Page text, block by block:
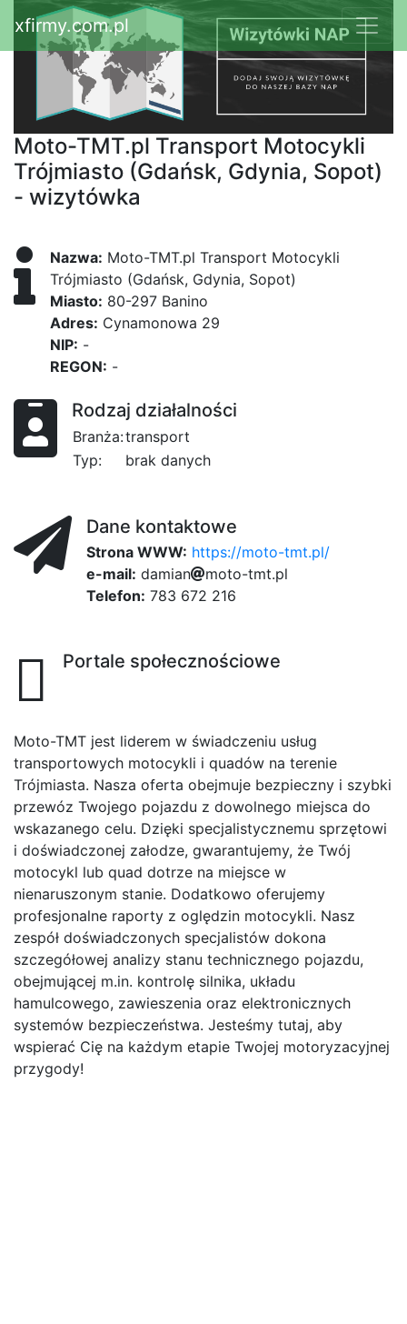
xfirmy.com.pl
Moto-TMT.pl Transport Motocykli
Trójmiasto (Gdańsk, Gdynia, Sopot)
- wizytówka
Nazwa: Moto-TMT.pl Transport Motocykli
Trójmiasto (Gdańsk, Gdynia, Sopot)
Miasto: 80-297 Banino
Adres: Cynamonowa 29
NIP: -
REGON: -
Rodzaj działalności
Branża:transport
Typ:
brak danych
Dane kontaktowe
Strona WWW: https://moto-tmt.pl/
e-mail: damian moto-t5ed
mt.pl
Telefon: 783 672 216
Portale społecznościowe
Moto-TMT jest liderem w świadczeniu usług
transportowych motocykli i quadów na terenie
Trójmiasta. Nasza oferta obejmuje bezpieczny i szybki
przewóz Twojego pojazdu z dowolnego miejsca do
wskazanego celu. Dzięki specjalistycznemu sprzętowi
i doświadczonej załodze, gwarantujemy, że Twój
motocykl lub quad dotrze na miejsce w
nienaruszonym stanie. Dodatkowo oferujemy
profesjonalne raporty z oględzin motocykli. Nasz
zespół doświadczonych specjalistów dokona
szczegółowej analizy stanu technicznego pojazdu,
obejmującej m.in. kontrolę silnika, układu
hamulcowego, zawieszenia oraz elektronicznych
systemów bezpieczeństwa. Jesteśmy tutaj, aby
wspierać Cię na każdym etapie Twojej motoryzacyjnej
przygody!